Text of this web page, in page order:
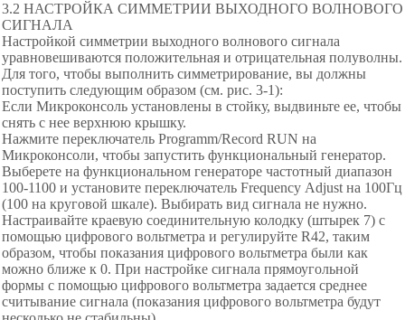
3.2 НАСТРОЙКА СИММЕТРИИ ВЫХОДНОГО ВОЛНОВОГО
СИГНАЛА
Настройкой симметрии выходного волнового сигнала
уравновешиваются положительная и отрицательная полуволны.
Для того, чтобы выполнить симметрирование, вы должны
поступить следующим образом (см. рис. 3-1):
Если Микроконсоль установлены в стойку, выдвиньте ее, чтобы
снять с нее верхнюю крышку.
Нажмите переключатель Programm/Record RUN на
Микроконсоли, чтобы запустить функциональный генератор.
Выберете на функциональном генераторе частотный диапазон
100-1100 и установите переключатель Frequencу Adjust на 100Гц
(100 на круговой шкале). Выбирать вид сигнала не нужно.
Настраивайте краевую соединительную колодку (штырек 7) с
помощью цифрового вольтметра и регулируйте R42, таким
образом, чтобы показания цифрового вольтметра были как
можно ближе к 0. При настройке сигнала прямоугольной
формы с помощью цифрового вольтметра задается среднее
считывание сигнала (показания цифрового вольтметра будут